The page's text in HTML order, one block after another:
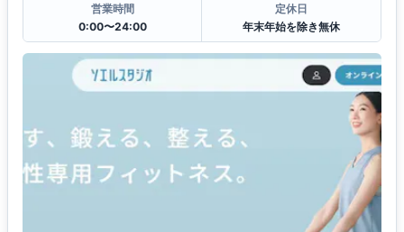
営業時間
0:00〜24:00
定休日
年末年始を除き無休